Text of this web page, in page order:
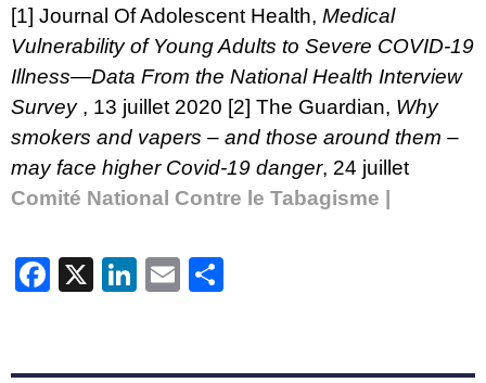
[1] Journal Of Adolescent Health, Medical
Vulnerability of Young Adults to Severe COVID-19
Illness—Data From the National Health Interview
Survey , 13 juillet 2020 [2] The Guardian, Why
smokers and vapers – and those around them –
may face higher Covid-19 danger, 24 juillet
Comité National Contre le Tabagisme |
Facebook
X LinkedIn
Email